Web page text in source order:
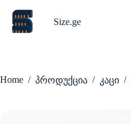
content
Size.ge
Home / პროდუქცია / კაცი /